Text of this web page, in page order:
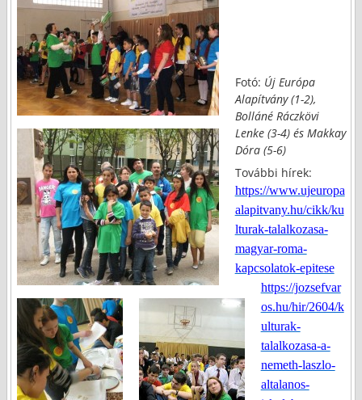
Fotó: Új Európa
Alapítvány (1-2),
Bolláné Ráczkövi
Lenke (3-4) és Makkay
Dóra (5-6)
További hírek:
https://www.ujeuropa
alapitvany.hu/cikk/ku
lturak-talalkozasa-
magyar-roma-
kapcsolatok-epitese
https://jozsefvar
os.hu/hir/2604/k
ulturak-
talalkozasa-a-
nemeth-laszlo-
altalanos-